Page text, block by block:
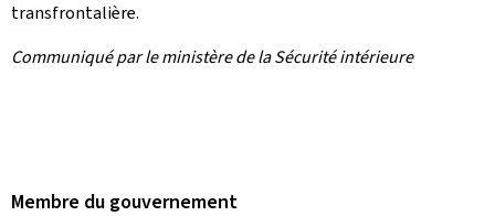
transfrontalière.
Communiqué par le ministère de la Sécurité intérieure
Membre du gouvernement